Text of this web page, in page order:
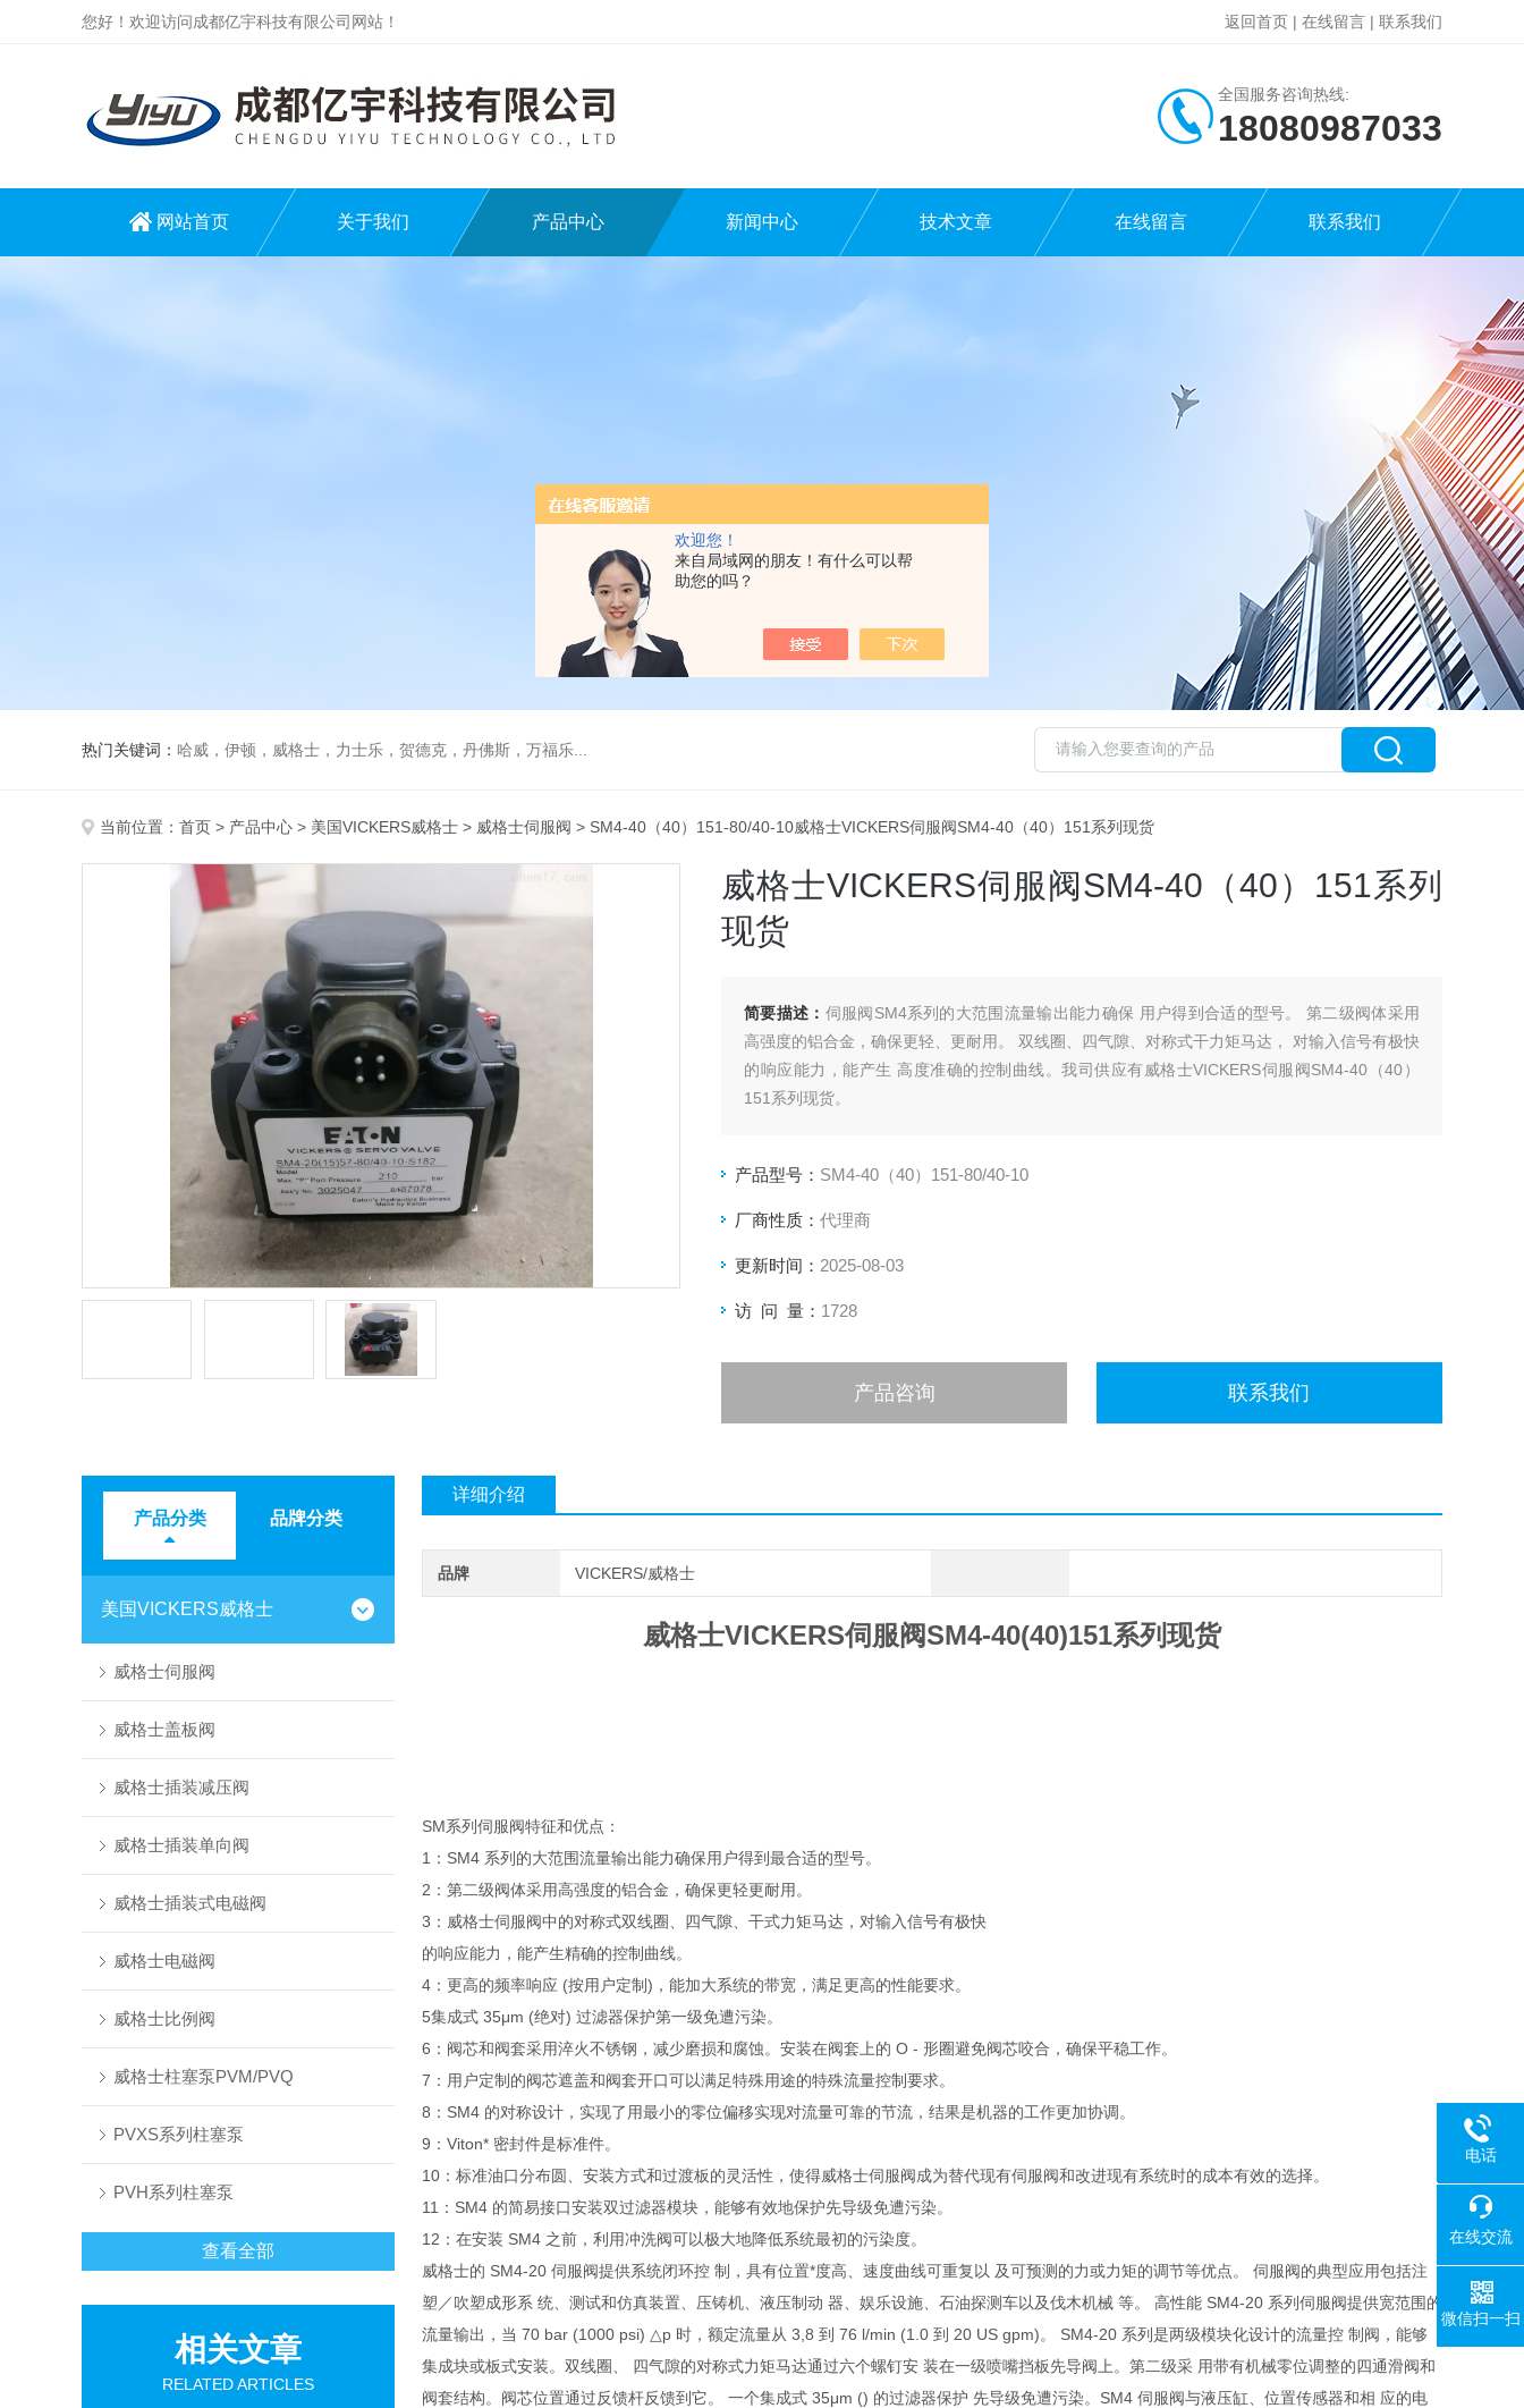
欢迎您！
来自局域网的朋友！有什么可以帮
助您的吗？
您好！欢迎访问成都亿宇科技有限公司网站！ 返回首页 | 在线留言 | 联系我们
全国服务咨询热线:
18080987033
网站首页 关于我们 产品中心 新闻中心 技术文章 在线留言 联系我们
热门关键词： 哈威，伊顿，威格士，力士乐，贺德克，丹佛斯，万福乐...
当前位置： 首页 > 产品中心 > 美国VICKERS威格士 > 威格士伺服阀 > SM4-40（40）151-80/40-10威格士VICKERS伺服阀SM4-40（40）151系列现货
威格士VICKERS伺服阀SM4-40（40）151系列
现货
简要描述： 伺服阀SM4系列的大范围流量输出能力确保 用户得到合适的型号。 第二级阀体采用
高强度的铝合金，确保更轻、更耐用。 双线圈、四气隙、对称式干力矩马达， 对输入信号有极快
的响应能力，能产生 高度准确的控制曲线。我司供应有威格士VICKERS伺服阀SM4-40（40）
151系列现货。
产品型号： SM4-40（40）151-80/40-10
厂商性质： 代理商
更新时间： 2025-08-03
访 问 量： 1728
产品咨询 联系我们
产品分类 品牌分类
美国VICKERS威格士
威格士伺服阀
威格士盖板阀
威格士插装减压阀
威格士插装单向阀
威格士插装式电磁阀
威格士电磁阀
威格士比例阀
威格士柱塞泵PVM/PVQ
PVXS系列柱塞泵
PVH系列柱塞泵
查看全部
相关文章
RELATED ARTICLES
详细介绍
品牌 VICKERS/威格士
威格士VICKERS伺服阀SM4-40(40)151系列现货
SM系列伺服阀特征和优点：
1：SM4 系列的大范围流量输出能力确保用户得到最合适的型号。
2：第二级阀体采用高强度的铝合金，确保更轻更耐用。
3：威格士伺服阀中的对称式双线圈、四气隙、干式力矩马达，对输入信号有极快
的响应能力，能产生精确的控制曲线。
4：更高的频率响应 (按用户定制)，能加大系统的带宽，满足更高的性能要求。
5集成式 35μm (绝对) 过滤器保护第一级免遭污染。
6：阀芯和阀套采用淬火不锈钢，减少磨损和腐蚀。安装在阀套上的 O - 形圈避免阀芯咬合，确保平稳工作。
7：用户定制的阀芯遮盖和阀套开口可以满足特殊用途的特殊流量控制要求。
8：SM4 的对称设计，实现了用最小的零位偏移实现对流量可靠的节流，结果是机器的工作更加协调。
9：Viton* 密封件是标准件。
10：标准油口分布圆、安装方式和过渡板的灵活性，使得威格士伺服阀成为替代现有伺服阀和改进现有系统时的成本有效的选择。
11：SM4 的简易接口安装双过滤器模块，能够有效地保护先导级免遭污染。
12：在安装 SM4 之前，利用冲洗阀可以极大地降低系统最初的污染度。
威格士的 SM4-20 伺服阀提供系统闭环控 制，具有位置*度高、速度曲线可重复以 及可预测的力或力矩的调节等优点。 伺服阀的典型应用包括注
塑／吹塑成形系 统、测试和仿真装置、压铸机、液压制动 器、娱乐设施、石油探测车以及伐木机械 等。 高性能 SM4-20 系列伺服阀提供宽范围的
流量输出，当 70 bar (1000 psi) △p 时，额定流量从 3,8 到 76 l/min (1.0 到 20 US gpm)。 SM4-20 系列是两级模块化设计的流量控 制阀，能够
集成块或板式安装。双线圈、 四气隙的对称式力矩马达通过六个螺钉安 装在一级喷嘴挡板先导阀上。第二级采 用带有机械零位调整的四通滑阀和
阀套结构。阀芯位置通过反馈杆反馈到它。 一个集成式 35μm () 的过滤器保护 先导级免遭污染。SM4 伺服阀与液压缸、位置传感器和相 应的电
电话
在线交流
微信扫一扫